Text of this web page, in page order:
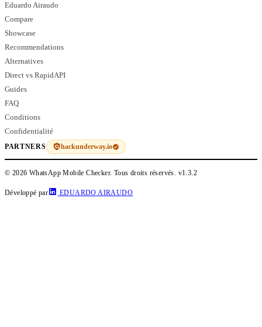
Eduardo Airaudo
Compare
Showcase
Recommendations
Alternatives
Direct vs RapidAPI
Guides
FAQ
Conditions
Confidentialité
PARTNERS hackunderway.io
© 2026 WhatsApp Mobile Checker. Tous droits réservés. v1.3.2
Développé par EDUARDO AIRAUDO